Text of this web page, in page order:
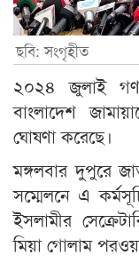
ছবি: সংগৃহীত
২০২৪ জুলাই
বাংলাদেশ
ঘোষণা করেছে।
মঙ্গলবার দুপুরে
সম্মেলনে এ
ইসলামীর
মিয়া গোলাম